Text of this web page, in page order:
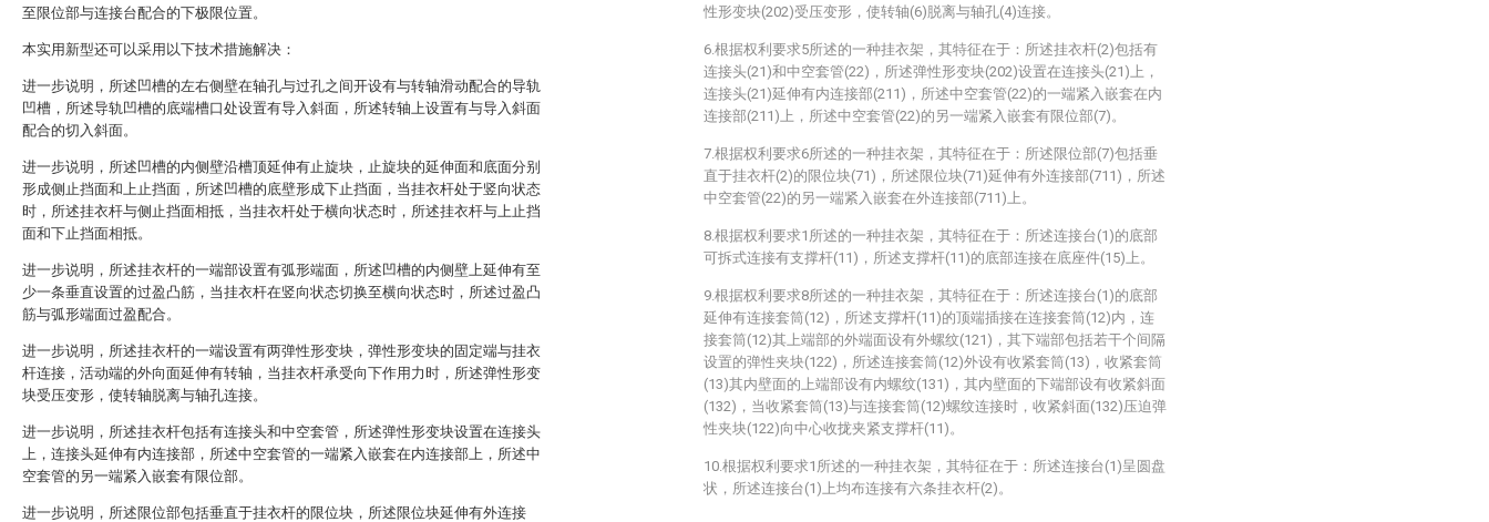
至限位部与连接台配合的下极限位置。
本实用新型还可以采用以下技术措施解决：
进一步说明，所述凹槽的左右侧壁在轴孔与过孔之间开设有与转轴滑动配合的导轨
凹槽，所述导轨凹槽的底端槽口处设置有导入斜面，所述转轴上设置有与导入斜面
配合的切入斜面。
进一步说明，所述凹槽的内侧壁沿槽顶延伸有止旋块，止旋块的延伸面和底面分别
形成侧止挡面和上止挡面，所述凹槽的底壁形成下止挡面，当挂衣杆处于竖向状态
时，所述挂衣杆与侧止挡面相抵，当挂衣杆处于横向状态时，所述挂衣杆与上止挡
面和下止挡面相抵。
进一步说明，所述挂衣杆的一端部设置有弧形端面，所述凹槽的内侧壁上延伸有至
少一条垂直设置的过盈凸筋，当挂衣杆在竖向状态切换至横向状态时，所述过盈凸
筋与弧形端面过盈配合。
进一步说明，所述挂衣杆的一端设置有两弹性形变块，弹性形变块的固定端与挂衣
杆连接，活动端的外向面延伸有转轴，当挂衣杆承受向下作用力时，所述弹性形变
块受压变形，使转轴脱离与轴孔连接。
进一步说明，所述挂衣杆包括有连接头和中空套管，所述弹性形变块设置在连接头
上，连接头延伸有内连接部，所述中空套管的一端紧入嵌套在内连接部上，所述中
空套管的另一端紧入嵌套有限位部。
进一步说明，所述限位部包括垂直于挂衣杆的限位块，所述限位块延伸有外连接
性形变块(202)受压变形，使转轴(6)脱离与轴孔(4)连接。
6.根据权利要求5所述的一种挂衣架，其特征在于：所述挂衣杆(2)包括有
连接头(21)和中空套管(22)，所述弹性形变块(202)设置在连接头(21)上，
连接头(21)延伸有内连接部(211)，所述中空套管(22)的一端紧入嵌套在内
连接部(211)上，所述中空套管(22)的另一端紧入嵌套有限位部(7)。
7.根据权利要求6所述的一种挂衣架，其特征在于：所述限位部(7)包括垂
直于挂衣杆(2)的限位块(71)，所述限位块(71)延伸有外连接部(711)，所述
中空套管(22)的另一端紧入嵌套在外连接部(711)上。
8.根据权利要求1所述的一种挂衣架，其特征在于：所述连接台(1)的底部
可拆式连接有支撑杆(11)，所述支撑杆(11)的底部连接在底座件(15)上。
9.根据权利要求8所述的一种挂衣架，其特征在于：所述连接台(1)的底部
延伸有连接套筒(12)，所述支撑杆(11)的顶端插接在连接套筒(12)内，连
接套筒(12)其上端部的外端面设有外螺纹(121)，其下端部包括若干个间隔
设置的弹性夹块(122)，所述连接套筒(12)外设有收紧套筒(13)，收紧套筒
(13)其内壁面的上端部设有内螺纹(131)，其内壁面的下端部设有收紧斜面
(132)，当收紧套筒(13)与连接套筒(12)螺纹连接时，收紧斜面(132)压迫弹
性夹块(122)向中心收拢夹紧支撑杆(11)。
10.根据权利要求1所述的一种挂衣架，其特征在于：所述连接台(1)呈圆盘
状，所述连接台(1)上均布连接有六条挂衣杆(2)。